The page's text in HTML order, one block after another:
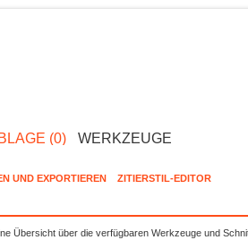
(0) WERKZEUGE
UND EXPORTIEREN ZITIERSTIL-EDITOR
Übersicht über die verfügbaren Werkzeuge und